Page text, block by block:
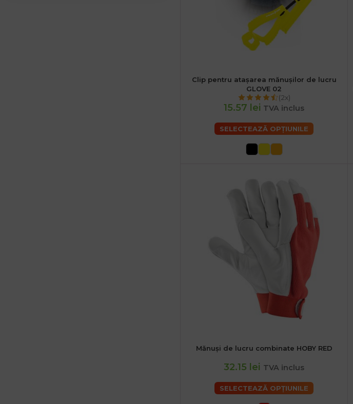
Clip pentru atașarea mănușilor de lucru
GLOVE 02
(2x)
15.57 lei TVA inclus
SELECTEAZĂ OPȚIUNILE
S M L XL
Mănuși de lucru combinate HOBY RED
32.15 lei TVA inclus
SELECTEAZĂ OPȚIUNILE